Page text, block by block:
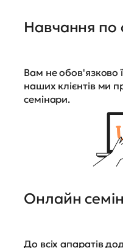
Навчання по
Вам не обов'язково
наших клієнтів ми
семінари.
Онлайн
До всіх апаратів